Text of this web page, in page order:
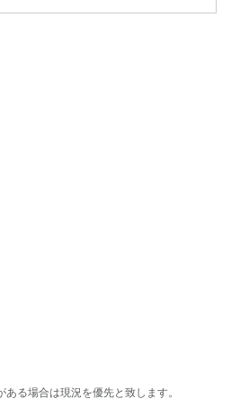
る場合は現況を優先と致します。